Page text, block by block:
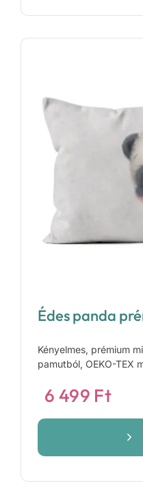
Édes panda
Kényelmes, prémium
pamutból, OEKO-TEX
6 499 Ft